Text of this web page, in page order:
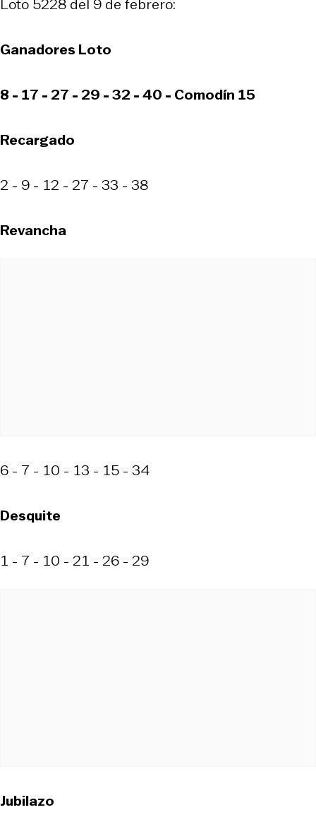
Loto 5228 del 9 de febrero:
Ganadores Loto
8 - 17 - 27 - 29 - 32 - 40 - Comodín 15
Recargado
2 - 9 - 12 - 27 - 33 - 38
Revancha
6 - 7 - 10 - 13 - 15 - 34
Desquite
1 - 7 - 10 - 21 - 26 - 29
Jubilazo